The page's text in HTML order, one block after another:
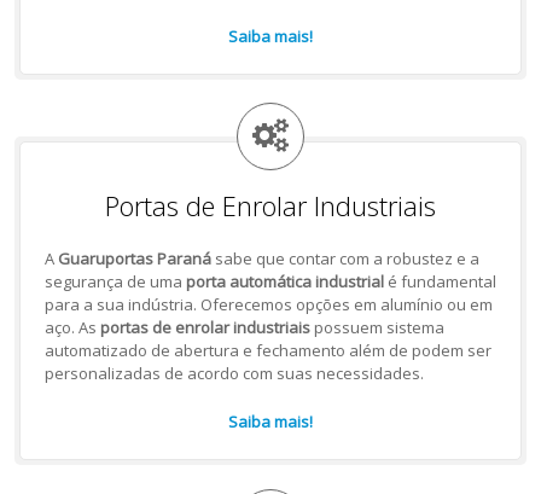
Saiba mais!
Portas de Enrolar Industriais
A Guaruportas Paranásabe que contar com a robustez e a
segurança de uma porta automática industrialé fundamental
para a sua indústria. Oferecemos opções em alumínio ou em
aço. As portas de enrolar industriaispossuem sistema
automatizado de abertura e fechamento além de podem ser
personalizadas de acordo com suas necessidades.
Saiba mais!